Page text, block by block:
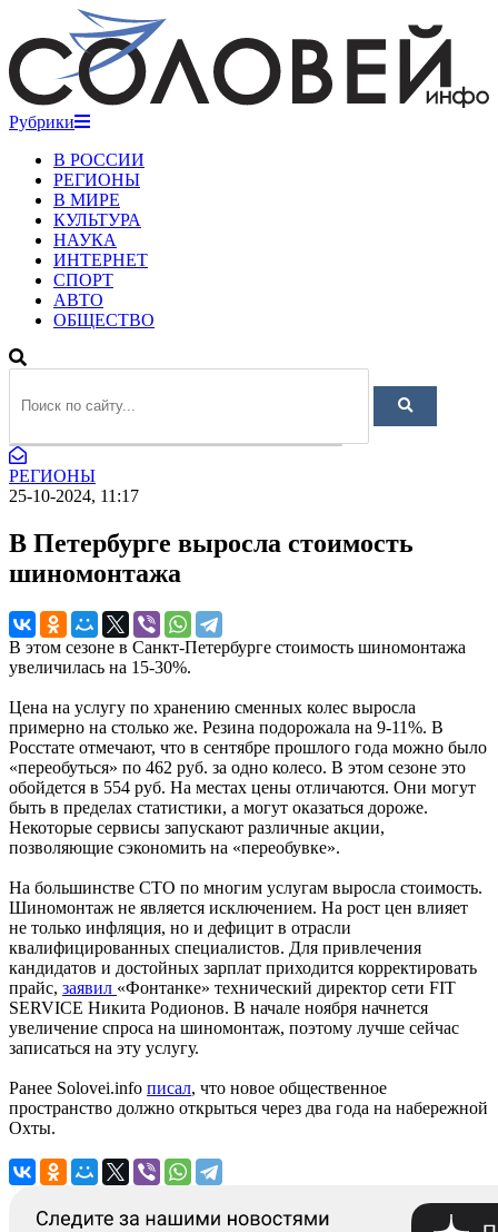
Рубрики
В РОССИИ
РЕГИОНЫ
В МИРЕ
КУЛЬТУРА
НАУКА
ИНТЕРНЕТ
СПОРТ
АВТО
ОБЩЕСТВО
РЕГИОНЫ
25-10-2024, 11:17
В Петербурге выросла стоимость
шиномонтажа
В этом сезоне в Санкт-Петербурге стоимость шиномонтажа
увеличилась на 15-30%.
Цена на услугу по хранению сменных колес выросла
примерно на столько же. Резина подорожала на 9-11%. В
Росстате отмечают, что в сентябре прошлого года можно было
«переобуться» по 462 руб. за одно колесо. В этом сезоне это
обойдется в 554 руб. На местах цены отличаются. Они могут
быть в пределах статистики, а могут оказаться дороже.
Некоторые сервисы запускают различные акции,
позволяющие сэкономить на «переобувке».
На большинстве СТО по многим услугам выросла стоимость.
Шиномонтаж не является исключением. На рост цен влияет
не только инфляция, но и дефицит в отрасли
квалифицированных специалистов. Для привлечения
кандидатов и достойных зарплат приходится корректировать
прайс, заявил «Фонтанке» технический директор сети FIT
SERVICE Никита Родионов. В начале ноября начнется
увеличение спроса на шиномонтаж, поэтому лучше сейчас
записаться на эту услугу.
Ранее Solovei.info писал, что новое общественное
пространство должно открыться через два года на набережной
Охты.